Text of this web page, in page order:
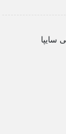
سایپا